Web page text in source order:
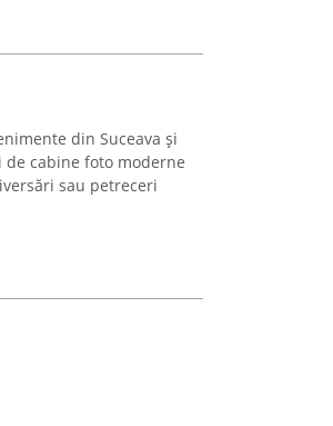
din Suceava și
cabine foto moderne
sau petreceri